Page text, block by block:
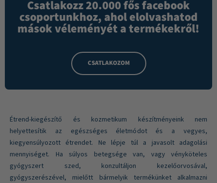
Csatlakozz 20.000 fős facebook
csoportunkhoz, ahol elolvashatod
mások véleményét a termékekről!
CSATLAKOZOM
Étrend-kiegészítő és kozmetikum készítményeink nem
helyettesítik az egészséges életmódot és a vegyes,
kiegyensúlyozott étrendet. Ne lépje túl a javasolt adagolási
mennyiséget. Ha súlyos betegsége van, vagy vényköteles
gyógyszert szed, konzultáljon kezelőorvosával,
gyógyszerészével, mielőtt bármelyik termékünket alkalmazni